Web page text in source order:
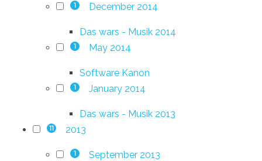
1 December 2014
Das wars - Musik 2014
1 May 2014
Software Kanon
1 January 2014
Das wars - Musik 2013
11 2013
1 September 2013